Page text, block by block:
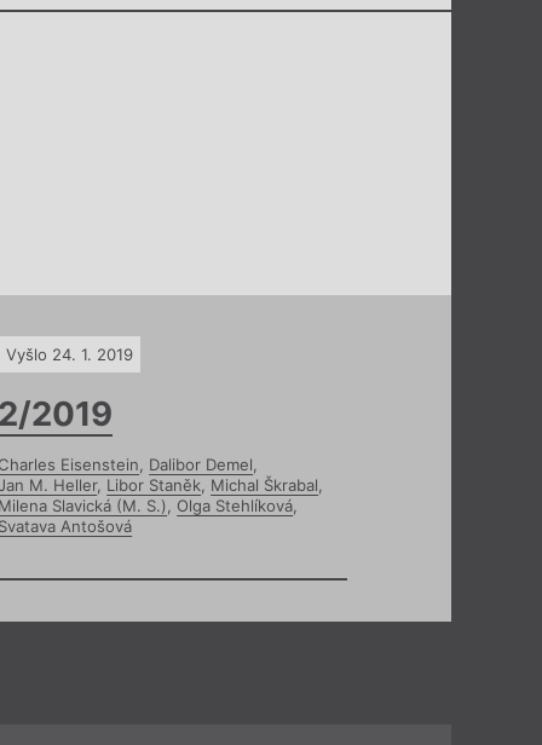
Vyšlo 24. 1. 2019
2019
Eisenstein Dalibor Demel
M. Heller, Libor Staněk Michal Škrabal
Slavická (M. S.)
Olga Stehlíková
Antošová